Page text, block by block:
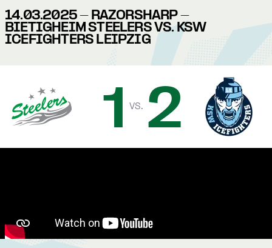
14.03.2025 - RAZORSHARP -
BIETIGHEIM STEELERS VS. KSW
ICEFIGHTERS LEIPZIG
1 vs. 2